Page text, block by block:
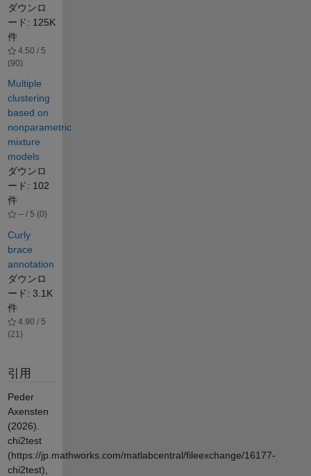
ダウンロ
ード: 125K
件
4.50 / 5
(90)
Multiple
clustering
based on
nonparametric
mixture
models
ダウンロ
ード: 102
件
-- / 5 (0)
Curly
brace
annotation
ダウンロ
ード: 3.1K
件
4.90 / 5
(21)
引用
Peder
Axensten
(2026).
chi2test
(https://jp.mathworks.com/matlabcentral/fileexchange/16177-
chi2test),